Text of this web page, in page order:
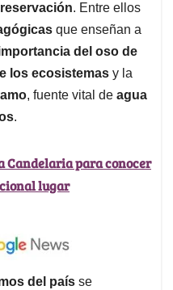
. Entre ellos
que enseñan a
del oso de
los ecosistemas y la
, fuente vital de agua
.
Candelaria para conocer
lugar
del país se